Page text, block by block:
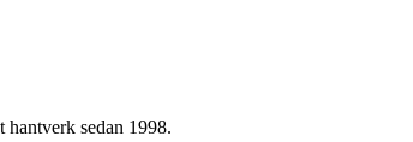
sedan 1998.